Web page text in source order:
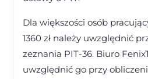
Dla większości osób
1360 zł należy uwzględnić
zeznania PIT-36. Biuro
uwzględnić go przy